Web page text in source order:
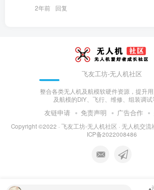
2年前 回复
飞友工坊-无人机社区
整合各类无人机及航模软硬件资源，提升
及航模的DIY、飞行、维修、组装调试
友链申请 免责声明 广告合作
Copyright ©2022 · 飞友工坊-无人机社区 · 无人机交流
ICP备2022008486